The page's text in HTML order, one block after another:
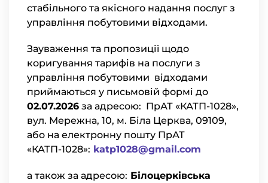
стабільного та якісного надання послуг з
управління побутовими відходами.
Зауваження та пропозиції щодо
коригування тарифів на послуги з
управління побутовими відходами
приймаються у письмовій формі до
02.07.2026 за адресою: ПрАТ «КАТП-1028»,
вул. Мережна, 10, м. Біла Церква, 09109,
або на електронну пошту ПрАТ
«КАТП-1028»: katp1028@gmail.com
а також за адресою: Білоцерківська